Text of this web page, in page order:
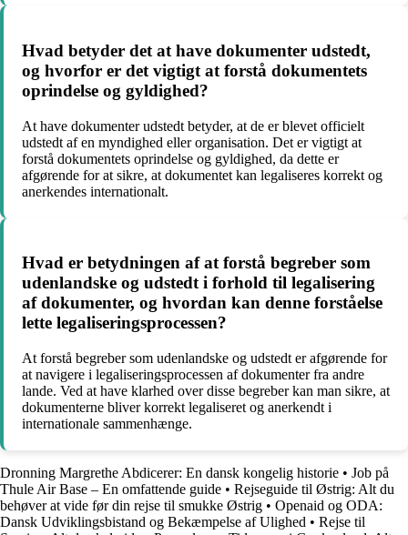
Hvad betyder det at have dokumenter udstedt,
og hvorfor er det vigtigt at forstå dokumentets
oprindelse og gyldighed?
At have dokumenter udstedt betyder, at de er blevet officielt
udstedt af en myndighed eller organisation. Det er vigtigt at
forstå dokumentets oprindelse og gyldighed, da dette er
afgørende for at sikre, at dokumentet kan legaliseres korrekt og
anerkendes internationalt.
Hvad er betydningen af at forstå begreber som
udenlandske og udstedt i forhold til legalisering
af dokumenter, og hvordan kan denne forståelse
lette legaliseringsprocessen?
At forstå begreber som udenlandske og udstedt er afgørende for
at navigere i legaliseringsprocessen af dokumenter fra andre
lande. Ved at have klarhed over disse begreber kan man sikre, at
dokumenterne bliver korrekt legaliseret og anerkendt i
internationale sammenhænge.
Dronning Margrethe Abdicerer: En dansk kongelig historie • Job på
Thule Air Base – En omfattende guide • Rejseguide til Østrig: Alt du
behøver at vide før din rejse til smukke Østrig • Openaid og ODA:
Dansk Udviklingsbistand og Bekæmpelse af Ulighed • Rejse til